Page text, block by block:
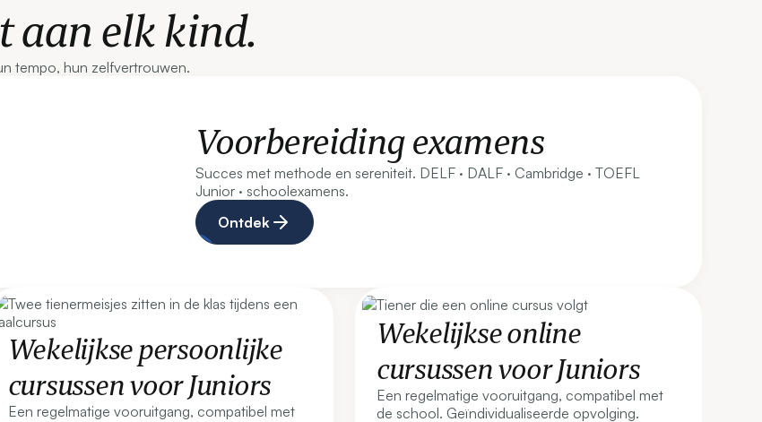
aan elk kind.
tempo, hun zelfvertrouwen.
Voorbereiding examens
Succes met methode en sereniteit. DELF · DALF · Cambridge · TOEFL
Junior · schoolexamens.
Ontdek
Wekelijkse persoonlijke
cursussen voor Juniors
Een regelmatige vooruitgang, compatibel met
Wekelijkse online
cursussen voor Juniors
Een regelmatige vooruitgang, compatibel met
de school. Geïndividualiseerde opvolging.